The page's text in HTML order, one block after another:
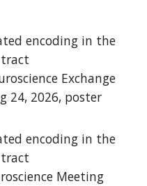
encoding in the
Exchange
24, 2026, poster
encoding in the
Meeting